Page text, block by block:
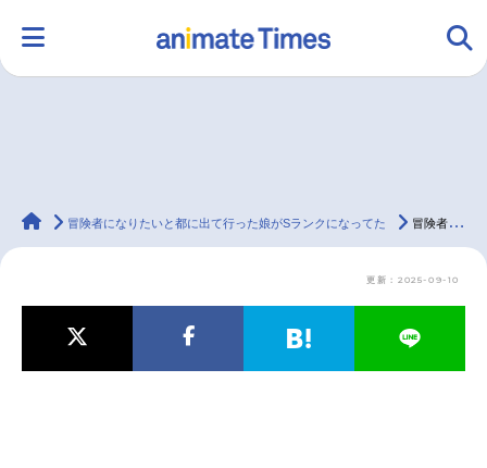
ラジオ みんなの声 グッズ 映画
マンガ・ラノベ ゲーム・アプリ 音楽 コスプレ
animateTimes
冒険者になりたいと都に出て行った娘がSランクになってた 冒険者になりたいと都に出て行った娘がSランクになってた｜アニメ声優・キャラクター・登場人物・動画配信情報・2023秋アニメ最新情報一覧
更新：2025-09-10